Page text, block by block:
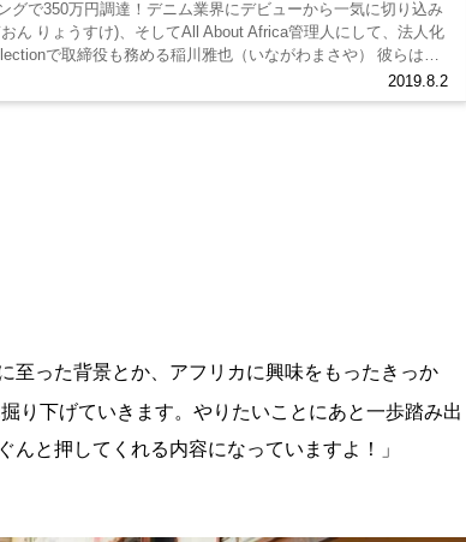
2019.8.2
グで350万円調達！デニム業界にデビューから一気に切り込み
ん りょうすけ)、そしてAll About Africa管理人にして、法人化
で取締役も務める稲川雅也（いながわまさや） 彼らは共
至った背景とか、アフリカに興味をもったきっか
り下げていきます。やりたいことにあと一歩踏み出
と押してくれる内容になっていますよ！」